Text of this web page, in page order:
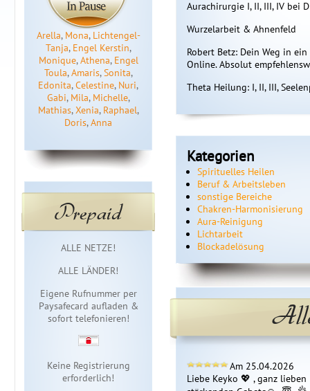
Arella, Mona, Lichtengel-
Tanja, Engel Kerstin,
Monique,Athena, Engel
Toula,Amaris,Sonita,
Edonita,Celestine, Nuri,
Gabi, Mila, Michelle,
Mathias,Xenia, Raphael,
Doris,Anna
Prepaid
Sofortzugang
ALLE NETZE!
ALLE LÄNDER!
Eigene Rufnummer per
Paysafecard aufladen &
sofort telefonieren!
Keine Registrierung
erforderlich!
Aurachirurgie I, II, III, IV bei
Wurzelarbeit & Ahnenfeld
Robert Betz: Dein Weg in
Online. Absolut
Theta Heilung: I, II, III,
Kategorien
Spirituelles Heilen
Beruf & Arbeitsleben
sonstige Bereiche
Chakren-Harmonisierung
Aura-Reinigung
Lichtarbeit
Blockadelösung
Am 25.04.2026
Liebe Keyko 💖 , ganz